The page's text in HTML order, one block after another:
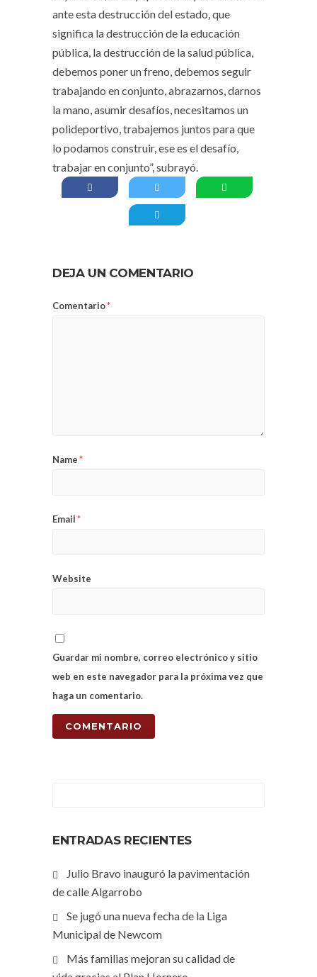
ante esta destrucción del estado, que
significa la destrucción de la educación
pública, la destrucción de la salud pública,
debemos poner un freno, debemos seguir
trabajando en conjunto, abrazarnos, darnos
la mano, asumir desafíos, necesitamos un
polideportivo, trabajemos juntos para que
lo podamos construir, ese es el desafío,
trabajar en conjunto”, subrayó.
DEJA UN COMENTARIO
Comentario*
Name*
Email*
Website
Guardar mi nombre, correo electrónico y sitio
web en este navegador para la próxima vez que
haga un comentario.
ENTRADAS RECIENTES
Julio Bravo inauguró la pavimentación
de calle Algarrobo
Se jugó una nueva fecha de la Liga
Municipal de Newcom
Más familias mejoran su calidad de